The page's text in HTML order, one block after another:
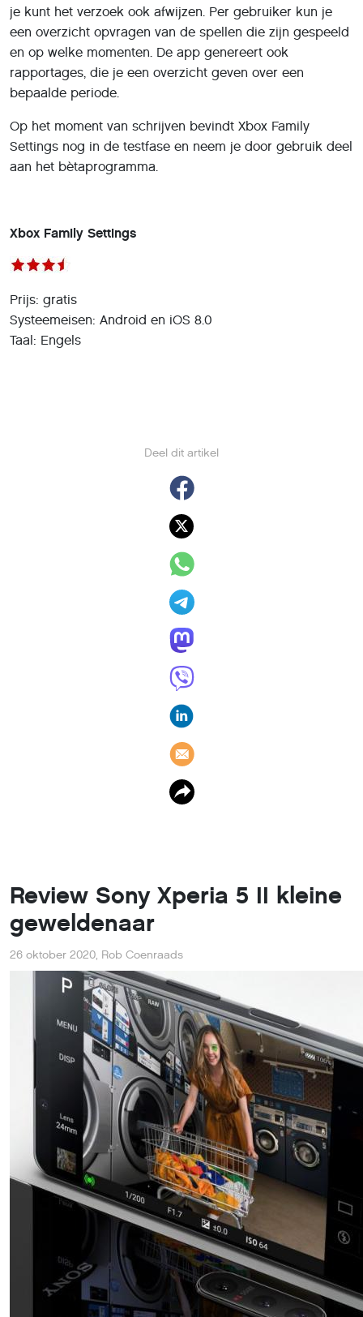
Deel dit artikel
je kunt het verzoek ook afwijzen. Per gebruiker kun je
een overzicht opvragen van de spellen die zijn gespeeld
en op welke momenten. De app genereert ook
rapportages, die je een overzicht geven over een
bepaalde periode.
Op het moment van schrijven bevindt Xbox Family
Settings nog in de testfase en neem je door gebruik deel
aan het bètaprogramma.
Xbox Family Settings
Prijs: gratis
Systeemeisen: Android en iOS 8.0
Taal: Engels
Review Sony Xperia 5 II kleine
geweldenaar
26 oktober 2020, Rob Coenraads